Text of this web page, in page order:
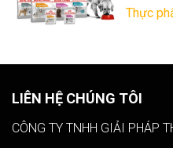
Thực
LIÊN HỆ CHÚNG TÔI
CÔNG TY TNHH GIẢI PHÁP